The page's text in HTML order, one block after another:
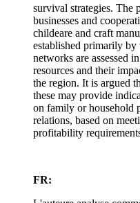
survival strategies. The
businesses and
childeare and craft
established primarily by
networks are assessed
resources and their
the region. It is argued
these may provide
on family or household
relations, based on
profitability
FR: